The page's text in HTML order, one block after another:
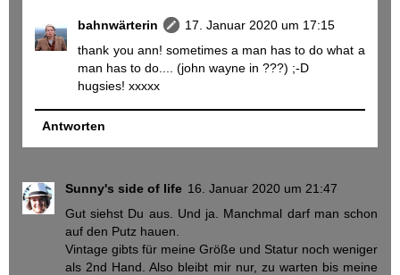
bahnwärterin
17. Januar 2020 um 17:15
thank you ann! sometimes a man has to do what a
man has to do.... (john wayne in ???) ;-D
hugsies! xxxxx
Antworten
Sunny's side of life 16. Januar 2020 um 21:47
Gut siehst Du aus. Und ja. Manchmal darf man schon
auf den Putz hauen.
Vintage gibts für meine Größe und Statur noch weniger
als 2nd Hand. Also bleibt mir nur, zu warten bis meine